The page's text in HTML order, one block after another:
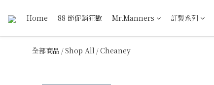
Home 88 節促銷狂歡 Mr.Manners 訂製系列
全部商品 /Shop All /Cheaney